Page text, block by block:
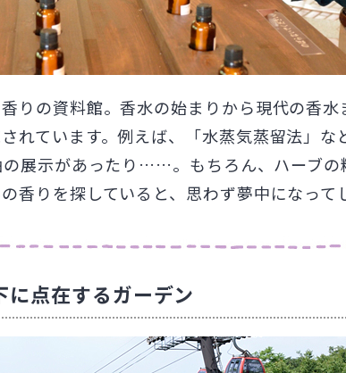
りの資料館。香水の始まりから現代の香
れています。例えば、「水蒸気蒸留法」
の展示があったり……。もちろん、ハーブ
香りを探していると、思わず夢中になって
に点在するガーデン